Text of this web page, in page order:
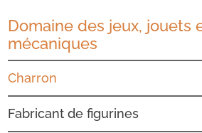
Domaine des jeux, jouets
mécaniques
Charron
Fabricant de figurines